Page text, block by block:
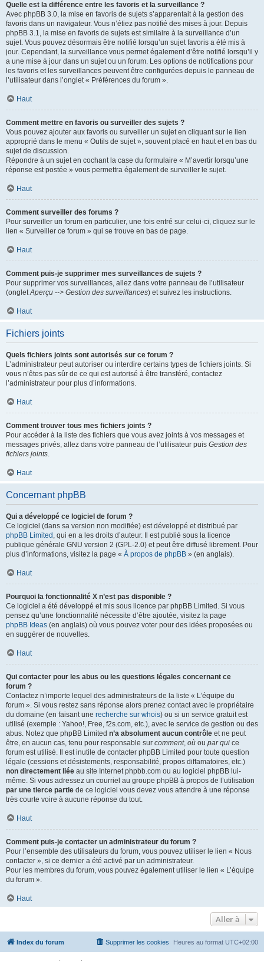
Quelle est la différence entre les favoris et la surveillance ?
Avec phpBB 3.0, la mise en favoris de sujets s’apparentait à la gestion des
favoris dans un navigateur. Vous n’étiez pas notifié des mises à jour. Depuis
phpBB 3.1, la mise en favoris de sujets est similaire à la surveillance d’un
sujet. Vous pouvez désormais être notifié lorsqu’un sujet favoris a été mis à
jour. Cependant, la surveillance vous permet également d’être notifié lorsqu’il y
a une mise à jour dans un sujet ou un forum. Les options de notifications pour
les favoris et les surveillances peuvent être configurées depuis le panneau de
l’utilisateur dans l’onglet « Préférences du forum ».
Haut
Comment mettre en favoris ou surveiller des sujets ?
Vous pouvez ajouter aux favoris ou surveiller un sujet en cliquant sur le lien
approprié dans le menu « Outils de sujet », souvent placé en haut et en bas du
sujet de discussion.
Répondre à un sujet en cochant la case du formulaire « M’avertir lorsqu’une
réponse est postée » vous permettra également de surveiller le sujet.
Haut
Comment surveiller des forums ?
Pour surveiller un forum en particulier, une fois entré sur celui-ci, cliquez sur le
lien « Surveiller ce forum » qui se trouve en bas de page.
Haut
Comment puis-je supprimer mes surveillances de sujets ?
Pour supprimer vos surveillances, allez dans votre panneau de l’utilisateur
(ongletAperçu --> Gestion des surveillances) et suivez les instructions.
Haut
Fichiers joints
Quels fichiers joints sont autorisés sur ce forum ?
L’administrateur peut autoriser ou interdire certains types de fichiers joints. Si
vous n’êtes pas sûr de ce qui est autorisé à être transféré, contactez
l’administrateur pour plus d’informations.
Haut
Comment trouver tous mes fichiers joints ?
Pour accéder à la liste des fichiers que vous avez joints à vos messages et
messages privés, allez dans votre panneau de l’utilisateur puis Gestion des
fichiers joints.
Haut
Concernant phpBB
Qui a développé ce logiciel de forum ?
Ce logiciel (dans sa version non modifiée) est développé et distribué par
phpBB Limited , qui en a les droits d’auteur. Il est publié sous la licence
publique générale GNU version 2 (GPL-2.0) et peut être diffusé librement. Pour
plus d’informations, visitez la page « À propos de phpBB » (en anglais).
Haut
Pourquoi la fonctionnalité X n’est pas disponible ?
Ce logiciel a été développé et mis sous licence par phpBB Limited. Si vous
pensez qu’une fonctionnalité nécessite d’être ajoutée, visitez la page
phpBB Ideas (en anglais) où vous pouvez voter pour des idées proposées ou
en suggérer de nouvelles.
Haut
Qui contacter pour les abus ou les questions légales concernant ce
forum ?
Contactez n’importe lequel des administrateurs de la liste « L’équipe du
forum ». Si vous restez sans réponse alors prenez contact avec le propriétaire
du domaine (en faisant une recherche sur whois) ou si un service gratuit est
utilisé (exemple : Yahoo!, Free, f2s.com, etc.), avec le service de gestion ou des
abus. Notez que phpBB Limited n’a absolument aucun contrôle et ne peut
être, en aucun cas, tenu pour responsable sur comment, où ou par qui ce
forum est utilisé. Il est inutile de contacter phpBB Limited pour toute question
légale (cessions et désistements, responsabilité, propos diffamatoires, etc.)
non directement liée au site Internet phpbb.com ou au logiciel phpBB lui-
même. Si vous adressez un courriel au groupe phpBB à propos de l’utilisation
par une tierce partie de ce logiciel vous devez vous attendre à une réponse
très courte voire à aucune réponse du tout.
Haut
Comment puis-je contacter un administrateur du forum ?
Pour l’ensemble des utilisateurs du forum, vous pouvez utiliser le lien « Nous
contacter », si ce dernier a été activé par un administrateur.
Pour les membres du forum, vous pouvez également utiliser le lien « L’équipe
du forum ».
Haut
Aller à
Index du forum Heures au format UTC+02:00
Supprimer les cookies